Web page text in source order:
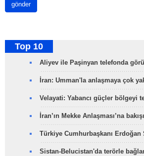
gönder
Top 10
Aliyev ile Paşinyan telefonda
İran: Umman'la anlaşmaya çok
Velayati: Yabancı güçler bölgeyi
İran’ın Mekke Anlaşması’na
Türkiye Cumhurbaşkanı Erdoğan
Sistan-Belucistan'da terörle